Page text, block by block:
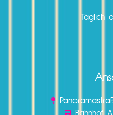
Täglich